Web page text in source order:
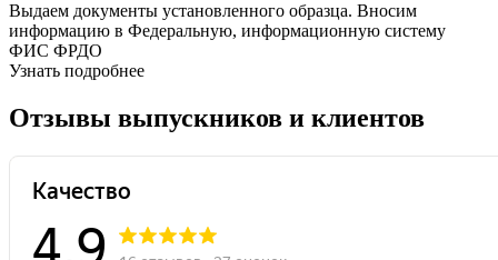
Выдаем документы установленного образца. Вносим
информацию в Федеральную, информационную систему
ФИС ФРДО
Узнать подробнее
Отзывы выпускников и клиентов